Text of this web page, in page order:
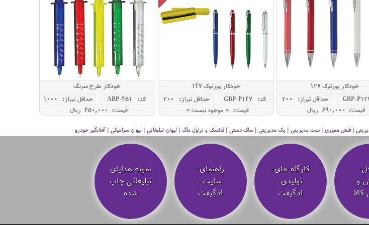
خودکار پورتوک 127
حداقل تيراژ: 200
قیمت: 690,000 ريال
خودکار پورتوک 147
کد: GBP-P147
حداقل تيراژ: 200
قیمت: « موجود نیست »
خودکار طرح سرنگ
کد: ABP-451
حداقل تيراژ: 1000
قیمت: 450,000 ريال
| فلش مموری | ست مدیریتی | پک مدیریتی | ساک دستی | فلاسک و تراول ماگ | لیوان تبلیغاتی | لیوان سرامیکی | آفتابگیر خودرو
و-
کارگاه-های-
تولیدی-
ادگیفت
راهنمای-
سایت-
ادگیفت
نمونه هدایای
تبلیغاتی چاپ
شده